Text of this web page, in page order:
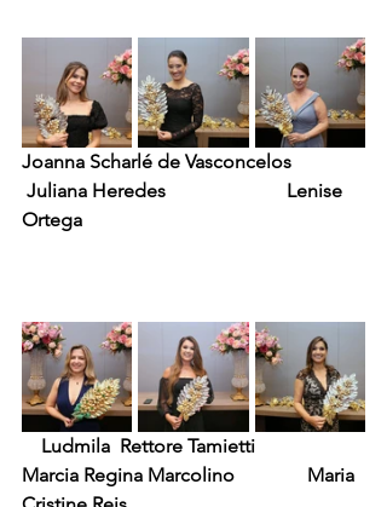
Joanna Scharlé de Vasconcelos
Juliana Heredes                         Lenise
Ortega
Marcia Regina Marcolino               Maria